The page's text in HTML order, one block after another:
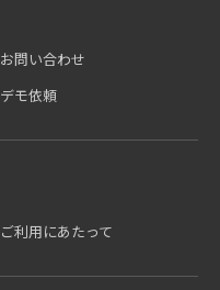
お問い合わせ
デモ依頼
ご利用にあたって